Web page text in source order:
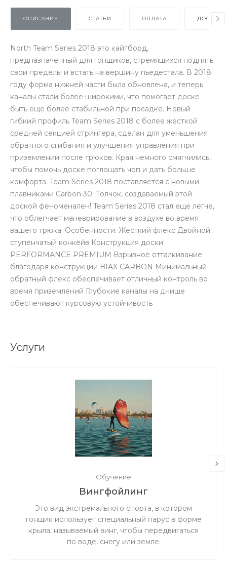
ОПИСАНИЕ СТАТЬИ ОПЛАТА
North Team Series 2018 это кайтборд,
предназначенный для гонщиков, стремящихся поднять
свои пределы и встать на вершину пьедестала. В 2018
году форма нижней части была обновлена, и теперь
каналы стали более широкими, что помогает доске
быть еще более стабильной при посадке. Новый
гибкий профиль Team Series 2018 с более жесткой
средней секцией стрингера, сделан для уменьшения
обратного сгибания и улучшения управления при
приземлении после трюков. Края немного смягчились,
чтобы помочь доске поглощать чоп и дать больше
комфорта. Team Series 2018 поставляется с новыми
плавниками Carbon 30. Толчок, создаваемый этой
доской феноменален! Team Series 2018 стал еще легче,
что облегчает маневрирование в воздухе во время
вашего трюка. Особенности: Жесткий флекс Двойной
ступенчатый конкейв Конструкция доски
PERFORMANCE PREMIUM Взрывное отталкивание
благодаря конструкции BIAX CARBON Минимальный
обратный флекс обеспечивает отличный контроль во
время приземлений Глубокие каналы на днище
обеспечивают курсовую устойчивость
Услуги
Обучение
Вингфойлинг
Это вид экстремального спорта, в котором
гонщик использует специальный парус в форме
крыла, называемый винг, чтобы передвигаться
по воде, снегу или земле.